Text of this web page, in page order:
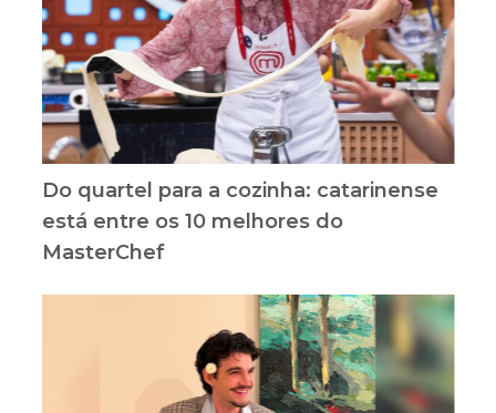
Do quartel para a cozinha: catarinense
está entre os 10 melhores do
MasterChef